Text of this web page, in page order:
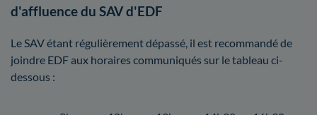
d'affluence du SAV d'EDF
Le SAV étant régulièrement dépassé, il est recommandé de
joindre EDF aux horaires communiqués sur le tableau ci-
dessous :